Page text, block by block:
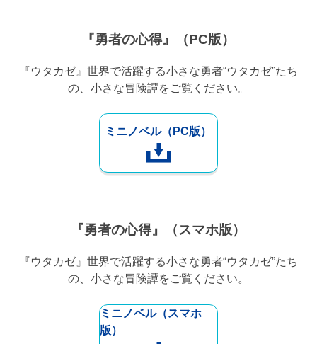
『勇者の心得』（PC版）
『ウタカゼ』世界で活躍する小さな勇者“ウタカゼ”たち
の、小さな冒険譚をご覧ください。
ミニノベル（PC版）
『勇者の心得』（スマホ版）
『ウタカゼ』世界で活躍する小さな勇者“ウタカゼ”たち
の、小さな冒険譚をご覧ください。
ミニノベル（スマホ
版）